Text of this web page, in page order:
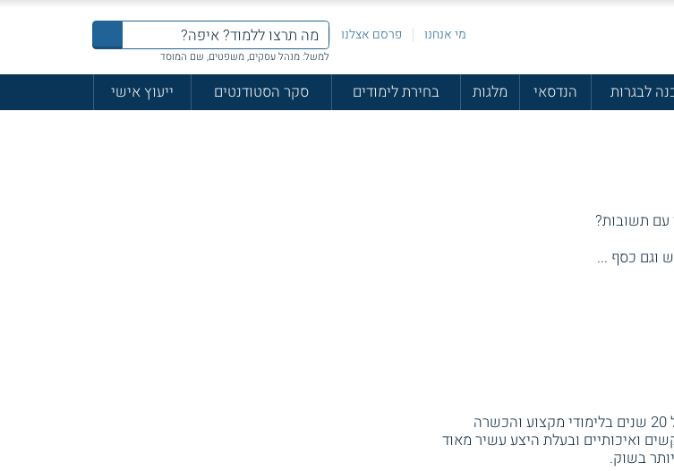
מי אנחנו פרסם אצלנו
למשל: מנהל עסקים, משפטים, שם המוסד
לבגרות הנדסאי מלגות בחירת לימודים סקר הסטודנטים
ייעוץ אישי
עם תשובות?
וגם כסף ...
מכללת אין ליין הממוקמת בפתח תקווה,הינה מכללה בעלת ותק של 20 שנים בלימודי מקצוע והכשרה
ואיכותיים ובעלת היצע עשיר מאוד
בשוק.